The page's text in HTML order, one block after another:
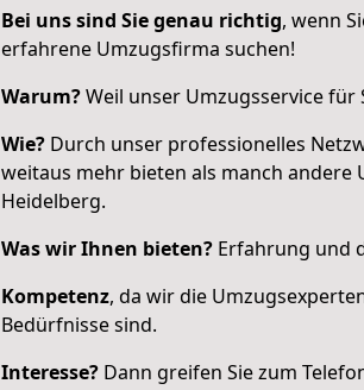
Bei uns sind Sie genau richtig, wenn
erfahrene Umzugsfirma suchen!
Warum?Weil unser Umzugsservice für
Wie? Durch unser professionelles
weitaus mehr bieten als manch andere
Heidelberg.
Was wir Ihnen bieten? Erfahrung und
Kompetenz, da wir die
Bedürfnisse sind.
Interesse? Dann greifen Sie zum